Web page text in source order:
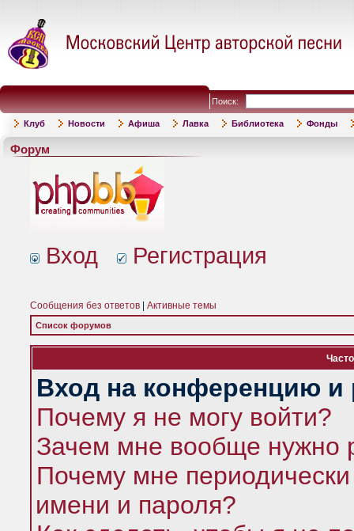
Поиск:
Клуб Новости Афиша Лавка Библиотека Фонды
Форум
Вход Регистрация
Сообщения без ответов Активные темы
Список форумов
Вход на конференцию и
Почему я не могу войти?
Зачем мне вообще нужно
Почему мне
имени и пароля?